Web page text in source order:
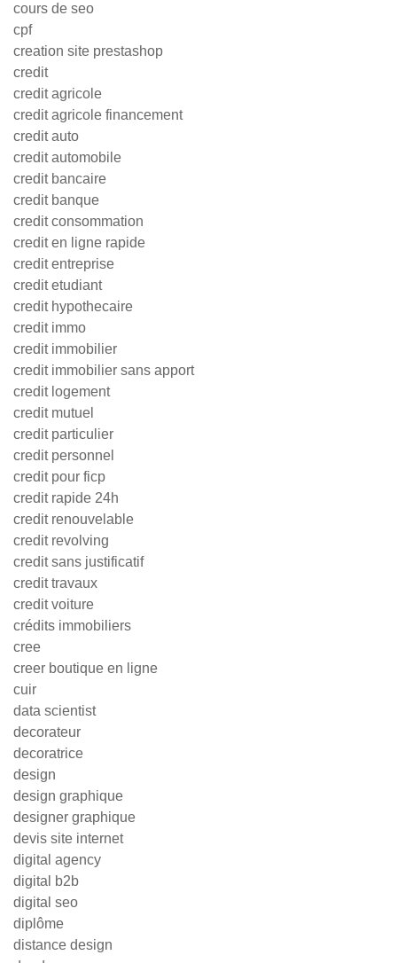
cours de seo
cpf
creation site prestashop
credit
credit agricole
credit agricole financement
credit auto
credit automobile
credit bancaire
credit banque
credit consommation
credit en ligne rapide
credit entreprise
credit etudiant
credit hypothecaire
credit immo
credit immobilier
credit immobilier sans apport
credit logement
credit mutuel
credit particulier
credit personnel
credit pour ficp
credit rapide 24h
credit renouvelable
credit revolving
credit sans justificatif
credit travaux
credit voiture
crédits immobiliers
cree
creer boutique en ligne
cuir
data scientist
decorateur
decoratrice
design
design graphique
designer graphique
devis site internet
digital agency
digital b2b
digital seo
diplôme
distance design